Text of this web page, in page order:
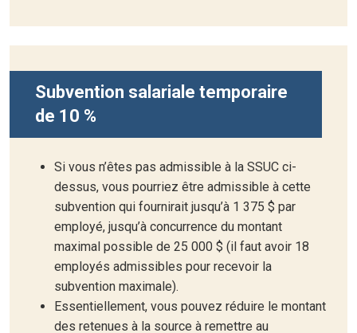
Subvention salariale temporaire
de 10 %
Si vous n’êtes pas admissible à la SSUC ci-
dessus, vous pourriez être admissible à cette
subvention qui fournirait jusqu’à 1 375 $ par
employé, jusqu’à concurrence du montant
maximal possible de 25 000 $ (il faut avoir 18
employés admissibles pour recevoir la
subvention maximale).
Essentiellement, vous pouvez réduire le montant
des retenues à la source à remettre au